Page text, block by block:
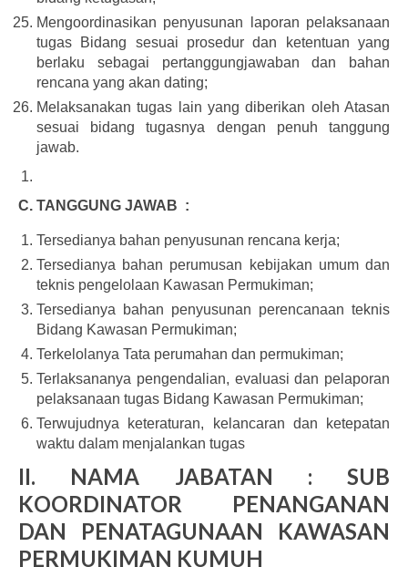
Mengoordinasikan penyusunan laporan pelaksanaan
tugas Bidang sesuai prosedur dan ketentuan yang
berlaku sebagai pertanggungjawaban dan bahan
rencana yang akan dating;
Melaksanakan tugas lain yang diberikan oleh Atasan
sesuai bidang tugasnya dengan penuh tanggung
jawab.
C. TANGGUNG JAWAB :
Tersedianya bahan penyusunan rencana kerja;
Tersedianya bahan perumusan kebijakan umum dan
teknis pengelolaan Kawasan Permukiman;
Tersedianya bahan penyusunan perencanaan teknis
Bidang Kawasan Permukiman;
Terkelolanya Tata perumahan dan permukiman;
Terlaksananya pengendalian, evaluasi dan pelaporan
pelaksanaan tugas Bidang Kawasan Permukiman;
Terwujudnya keteraturan, kelancaran dan ketepatan
waktu dalam menjalankan tugas
II. NAMA JABATAN : SUB
KOORDINATOR PENANGANAN
DAN PENATAGUNAAN KAWASAN
PERMUKIMAN KUMUH